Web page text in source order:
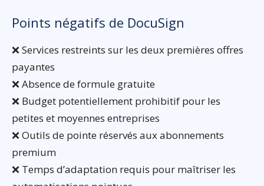
Points négatifs de DocuSign
❌ Services restreints sur les deux premières offres
payantes
❌ Absence de formule gratuite
❌ Budget potentiellement prohibitif pour les
petites et moyennes entreprises
❌ Outils de pointe réservés aux abonnements
premium
❌ Temps d’adaptation requis pour maîtriser les